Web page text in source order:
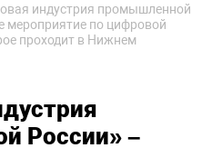
индустрия промышленной
мероприятие по цифровой
проходит в Нижнем
России» –